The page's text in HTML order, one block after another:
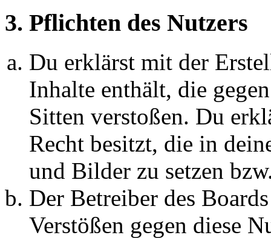
3. Pflichten des Nutzers
Du erklärst mit der
Inhalte enthält, die
Sitten verstoßen. Du
Recht besitzt, die in
und Bilder zu setzen
Der Betreiber des
Verstößen gegen diese